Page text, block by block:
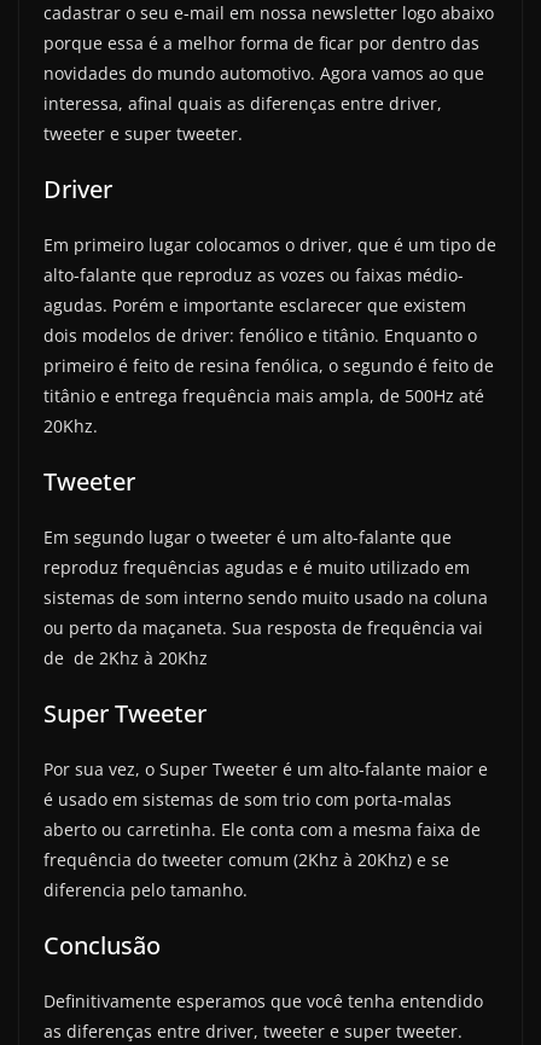
cadastrar o seu e-mail em nossa newsletter logo abaixo
porque essa é a melhor forma de ficar por dentro das
novidades do mundo automotivo. Agora vamos ao que
interessa, afinal quais as diferenças entre driver,
tweeter e super tweeter.
Driver
Em primeiro lugar colocamos o driver, que é um tipo de
alto-falante que reproduz as vozes ou faixas médio-
agudas. Porém e importante esclarecer que existem
dois modelos de driver: fenólico e titânio. Enquanto o
primeiro é feito de resina fenólica, o segundo é feito de
titânio e entrega frequência mais ampla, de 500Hz até
20Khz.
Tweeter
Em segundo lugar o tweeter é um alto-falante que
reproduz frequências agudas e é muito utilizado em
sistemas de som interno sendo muito usado na coluna
ou perto da maçaneta. Sua resposta de frequência vai
de de 2Khz à 20Khz
Super Tweeter
Por sua vez, o Super Tweeter é um alto-falante maior e
é usado em sistemas de som trio com porta-malas
aberto ou carretinha. Ele conta com a mesma faixa de
frequência do tweeter comum (2Khz à 20Khz) e se
diferencia pelo tamanho.
Conclusão
Definitivamente esperamos que você tenha entendido
as diferenças entre driver, tweeter e super tweeter.